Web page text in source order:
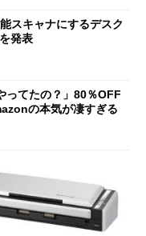
スキャナにするデスク
発表
ってたの？」80％OFF
の本気が凄すぎる